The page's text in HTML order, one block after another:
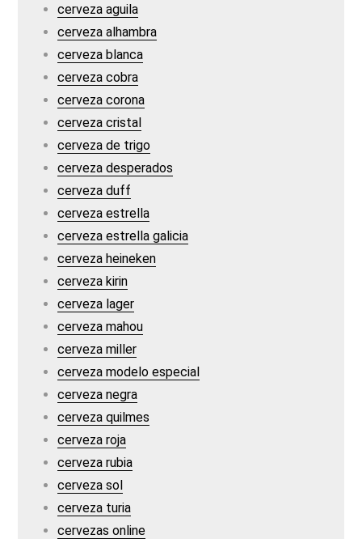
cerveza aguila
cerveza alhambra
cerveza blanca
cerveza cobra
cerveza corona
cerveza cristal
cerveza de trigo
cerveza desperados
cerveza duff
cerveza estrella
cerveza estrella galicia
cerveza heineken
cerveza kirin
cerveza lager
cerveza mahou
cerveza miller
cerveza modelo especial
cerveza negra
cerveza quilmes
cerveza roja
cerveza rubia
cerveza sol
cerveza turia
cervezas online